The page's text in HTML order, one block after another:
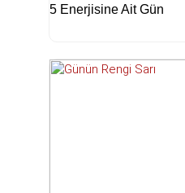
5 Enerjisine Ait Gün